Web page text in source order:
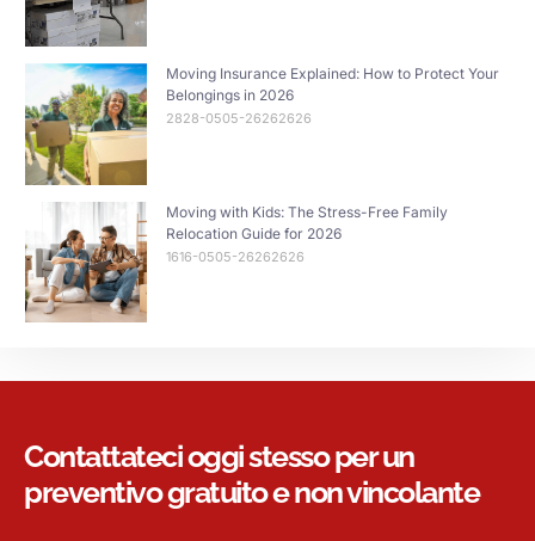
Moving Insurance Explained: How to Protect Your
Belongings in 2026
2828-0505-26262626
Moving with Kids: The Stress-Free Family
Relocation Guide for 2026
1616-0505-26262626
Contattateci oggi stesso per un
preventivo gratuito e non vincolante